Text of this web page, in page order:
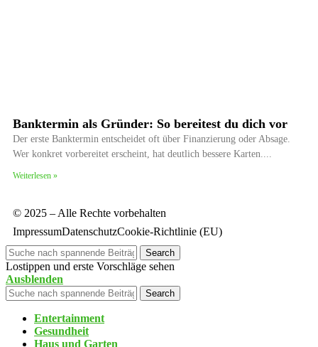
Banktermin als Gründer: So bereitest du dich vor
Der erste Banktermin entscheidet oft über Finanzierung oder Absage.
Wer konkret vorbereitet erscheint, hat deutlich bessere Karten.
Weiterlesen »
© 2025 – Alle Rechte vorbehalten
ImpressumDatenschutzCookie-Richtlinie (EU)
Search
Lostippen und erste Vorschläge sehen
Ausblenden
Search
Entertainment
Gesundheit
Haus und Garten